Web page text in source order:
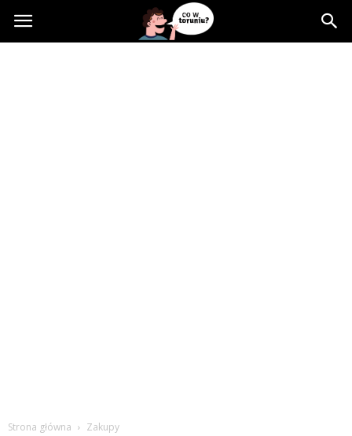
Cowtoruniu.pl
Strona główna Zakupy